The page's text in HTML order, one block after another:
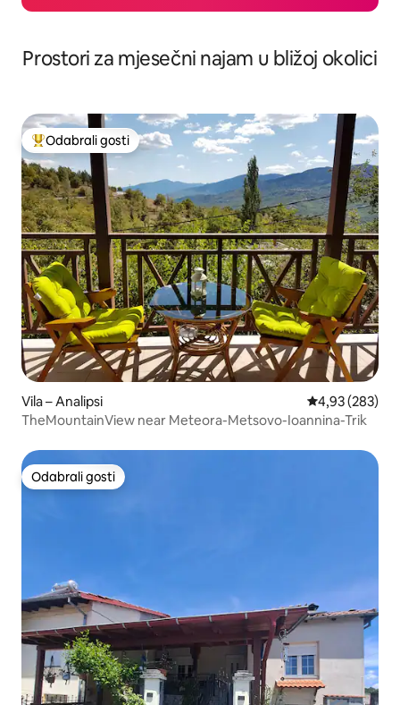
Prostori za mjesečni najam u bližoj okolici
Među najviše rangiranima s oznakom „Odabrali gosti”
Odabrali gosti
Vila – Analipsi Prosječna
4,93 (283)
TheMountainView near Meteora-Metsovo-Ioannina-Trik
Odabrali gosti
Odabrali gosti